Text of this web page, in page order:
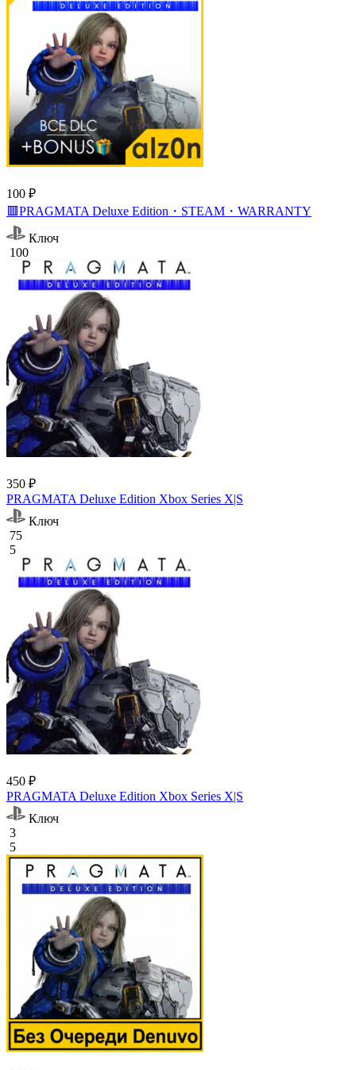
100 ₽
🟥PRAGMATA Deluxe Edition・STEAM・WARRANTY
Ключ
100
350 ₽
PRAGMATA Deluxe Edition Xbox Series X|S
Ключ
75
5
450 ₽
PRAGMATA Deluxe Edition Xbox Series X|S
Ключ
3
5